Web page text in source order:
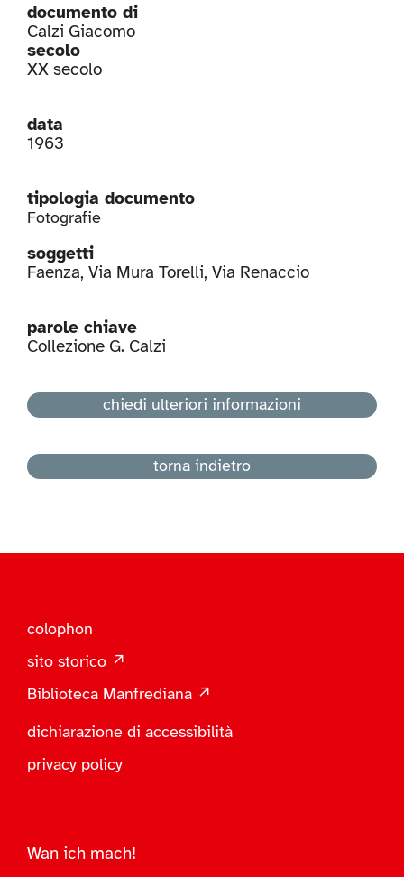
documento di
Calzi Giacomo
secolo
XX secolo
data
1963
tipologia documento
Fotografie
soggetti
Faenza, Via Mura Torelli, Via Renaccio
parole chiave
Collezione G. Calzi
chiedi ulteriori informazioni
torna indietro
colophon
sito storico ↗
Biblioteca Manfrediana ↗
dichiarazione di accessibilità
privacy policy
Wan ich mach!